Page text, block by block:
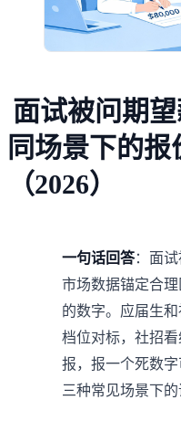
面试被问期
同场景下的
（2026）
一句话回答：面试
市场数据锚定合
的数字。应届生
档位对标，社招
报，报一个死数
三种常见场景下的